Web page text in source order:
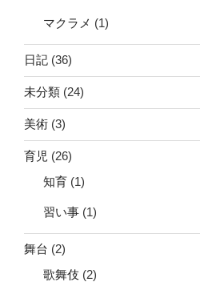
マクラメ (1)
日記 (36)
未分類 (24)
美術 (3)
育児 (26)
知育 (1)
習い事 (1)
舞台 (2)
歌舞伎 (2)